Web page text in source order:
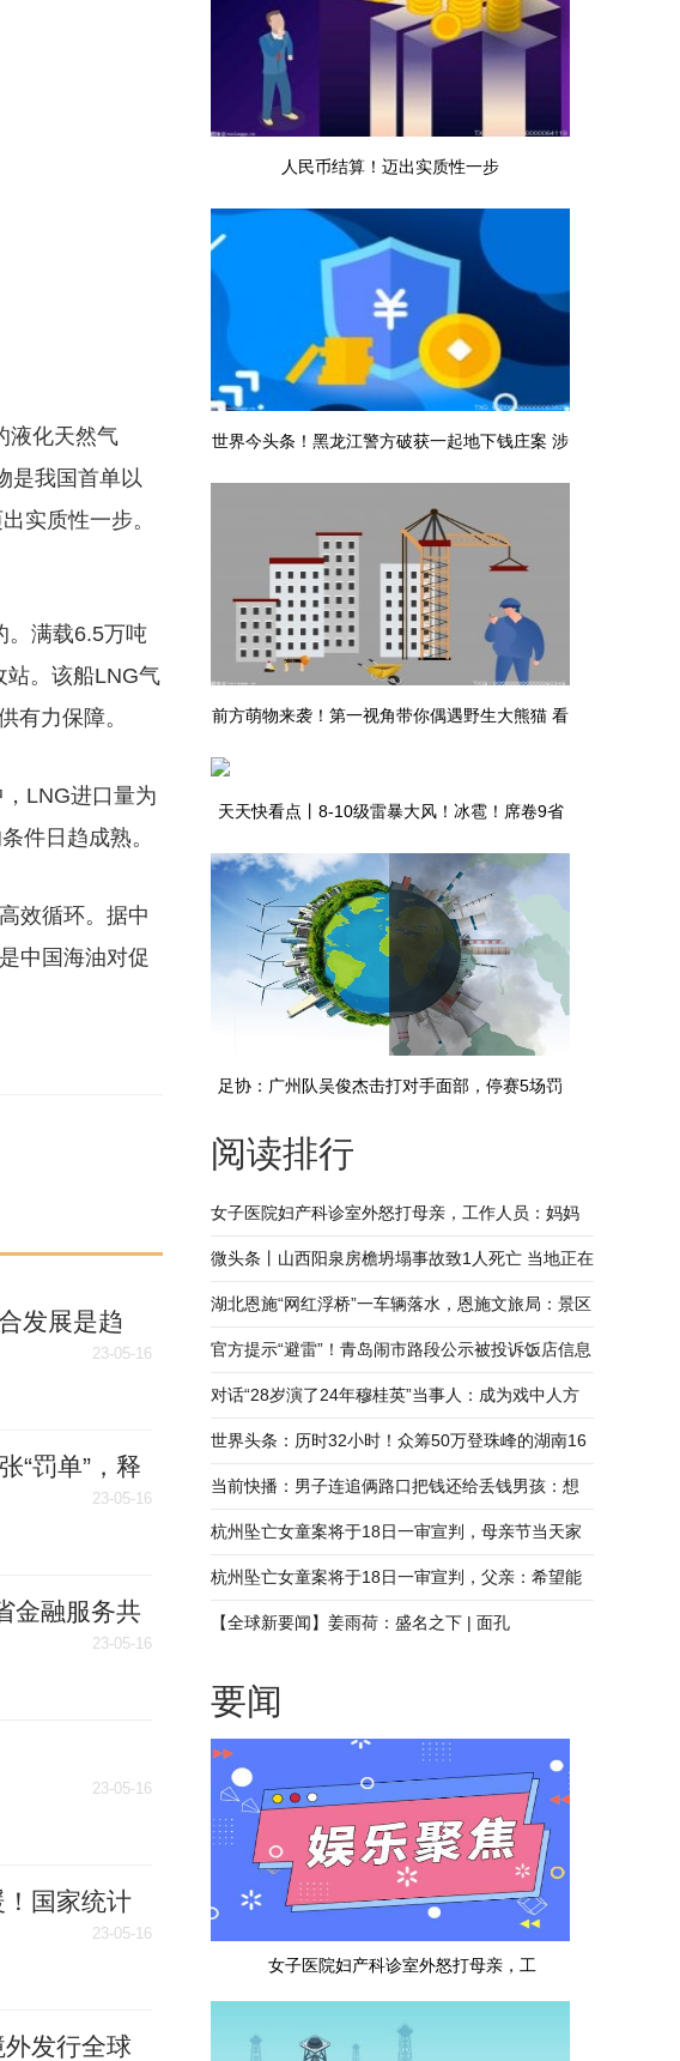
液化天然气
是我国首单以
实质性一步。
。满载6.5万吨
站。该船LNG气
有力保障。
LNG进口量为
件日趋成熟。
效循环。据中
中国海油对促
发展是趋
23-05-16
“罚单”，释
23-05-16
金融服务共
23-05-16
23-05-16
国家统计
23-05-16
发行全球
人民币结算！迈出实质性一步
世界今头条！黑龙江警方破获一起地下钱庄案 涉
前方萌物来袭！第一视角带你偶遇野生大熊猫 看
天天快看点丨8-10级雷暴大风！冰雹！席卷9省
足协：广州队吴俊杰击打对手面部，停赛5场罚
款5万-当前报道
阅读排行
女子医院妇产科诊室外怒打母亲，工作人员：妈妈
先打女儿一巴掌_前沿资讯
微头条丨山西阳泉房檐坍塌事故致1人死亡 当地正在
调查中
湖北恩施“网红浮桥”一车辆落水，恩施文旅局：景区
已暂停营业
官方提示“避雷”！青岛闹市路段公示被投诉饭店信息
当前速读
对话“28岁演了24年穆桂英”当事人：成为戏中人方
知戏之深 | 面孔
世界头条：历时32小时！众筹50万登珠峰的湖南16
岁女孩成功登顶
当前快播：男子连追俩路口把钱还给丢钱男孩：想
到小时候丢钱时的心情
杭州坠亡女童案将于18日一审宣判，母亲节当天家
人去看望孩子：每天的心情都很焦虑
杭州坠亡女童案将于18日一审宣判，父亲：希望能
严惩保姆-天天看热讯
【全球新要闻】姜雨荷：盛名之下 | 面孔
要闻
女子医院妇产科诊室外怒打母亲，工